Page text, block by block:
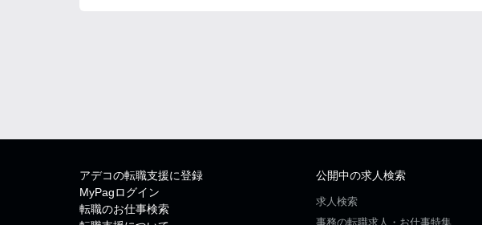
アデコの転職支援に登録
MyPagログイン
転職のお仕事検索
公開中の求人検索
求人検索
事務の転職求人・お仕事特集